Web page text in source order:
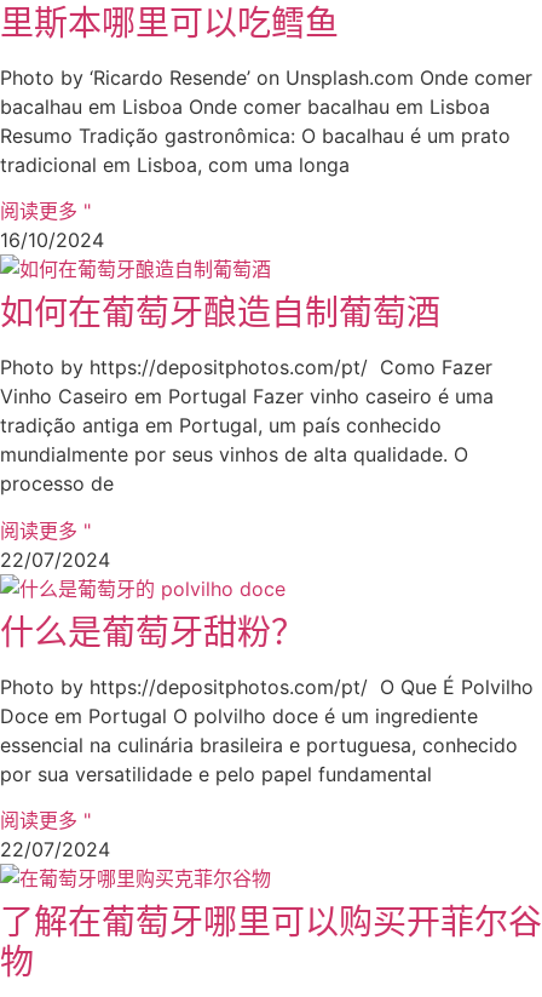
里斯本哪里可以吃鳕鱼
Photo by ‘Ricardo Resende’ on Unsplash.com Onde comer
bacalhau em Lisboa Onde comer bacalhau em Lisboa
Resumo Tradição gastronômica: O bacalhau é um prato
tradicional em Lisboa, com uma longa
阅读更多 "
16/10/2024
如何在葡萄牙酿造自制葡萄酒
Photo by https://depositphotos.com/pt/ Como Fazer
Vinho Caseiro em Portugal Fazer vinho caseiro é uma
tradição antiga em Portugal, um país conhecido
mundialmente por seus vinhos de alta qualidade. O
processo de
阅读更多 "
22/07/2024
什么是葡萄牙甜粉？
Photo by https://depositphotos.com/pt/ O Que É Polvilho
Doce em Portugal O polvilho doce é um ingrediente
essencial na culinária brasileira e portuguesa, conhecido
por sua versatilidade e pelo papel fundamental
阅读更多 "
22/07/2024
了解在葡萄牙哪里可以购买开菲尔谷
物